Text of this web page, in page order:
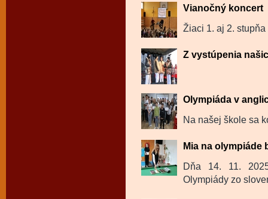
Vianočný koncert
Žiaci 1. aj 2.
Z vystúpenia
Olympiáda v
Na našej škole sa
Mia na olympiáde
Dňa 14. 11.
Olympiády zo